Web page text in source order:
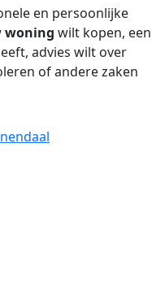
en persoonlijke
woning wilt kopen, een
advies wilt over
of andere zaken